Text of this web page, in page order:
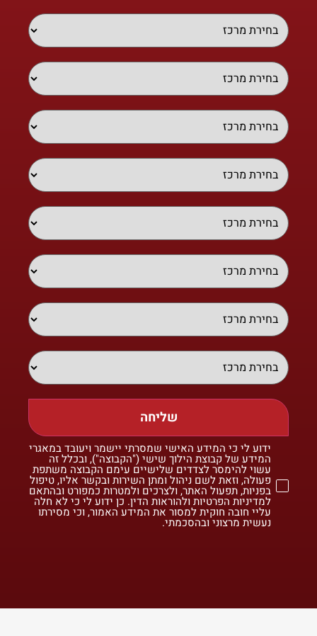
שליחה
ידוע לי כי המידע האישי שמסרתי יישמר ויעובד במאגרי
המידע של קבוצת הילוך שישי ("הקבוצה"), ובכלל זה
עשוי להימסר לצדדים שלישיים עימם הקבוצה משתפת
פעולה, וזאת לשם ניהול ומתן השירות ובקשר אליו, טיפול
בפניות, תפעול האתר, ולצרכים ולמטרות כמפורט ובהתאם
למדיניות הפרטיות ולהוראות הדין. כן ידוע לי כי לא חלה
עליי חובה חוקית למסור את המידע האמור, וכי מסירתו
נעשית מרצוני ובהסכמתי.